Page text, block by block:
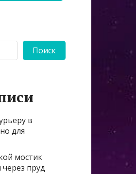
Поиск
в
для
мостик
пруд